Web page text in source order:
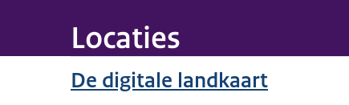
Locaties
De digitale landkaart